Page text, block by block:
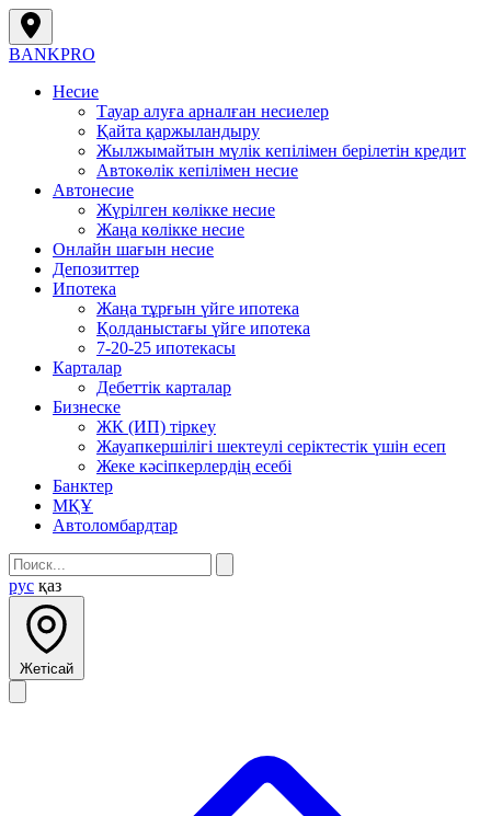
BANKPRO
Несие
Тауар алуға арналған несиелер
Қайта қаржыландыру
Жылжымайтын мүлік кепілімен берілетін кредит
Автокөлік кепілімен несие
Автонесие
Жүрілген көлікке несие
Жаңа көлікке несие
Онлайн шағын несие
Депозиттер
Ипотека
Жаңа тұрғын үйге ипотека
Қолданыстағы үйге ипотека
7-20-25 ипотекасы
Карталар
Дебеттік карталар
Бизнеске
ЖК (ИП) тіркеу
Жауапкершілігі шектеулі серіктестік үшін есеп
Жеке кәсіпкерлердің есебі
Банктер
МҚҰ
Автоломбардтар
рус қаз
Жетісай